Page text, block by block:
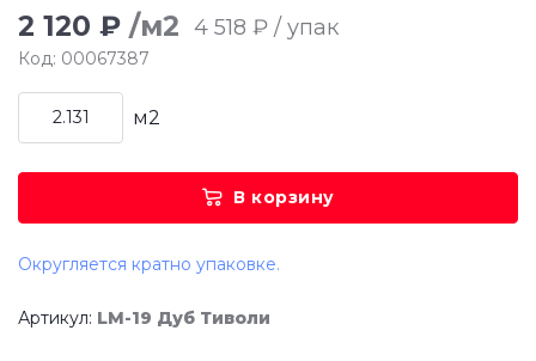
2 120 ₽ /м2 4 518 ₽ / упак
Код: 00067387
м2
В корзину
Округляется кратно упаковке.
Артикул: LM-19 Дуб Тиволи